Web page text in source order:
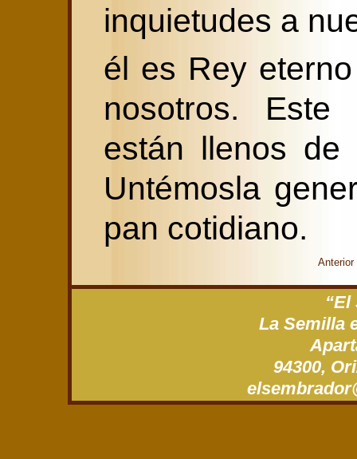
inquietudes a
él es Rey
nosotros.
están llenos de
Untémosla
pan cotidiano.
Anterior
“El
La Semilla
94300,